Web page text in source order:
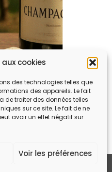
cookies
des technologies telles que
des appareils. Le fait
de traiter des données telles
sur ce site. Le fait de ne
avoir un effet négatif sur
Voir les préférences